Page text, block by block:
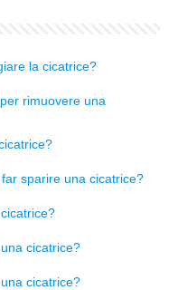
la cicatrice?
rimuovere una
sparire una cicatrice?
cicatrice?
cicatrice?